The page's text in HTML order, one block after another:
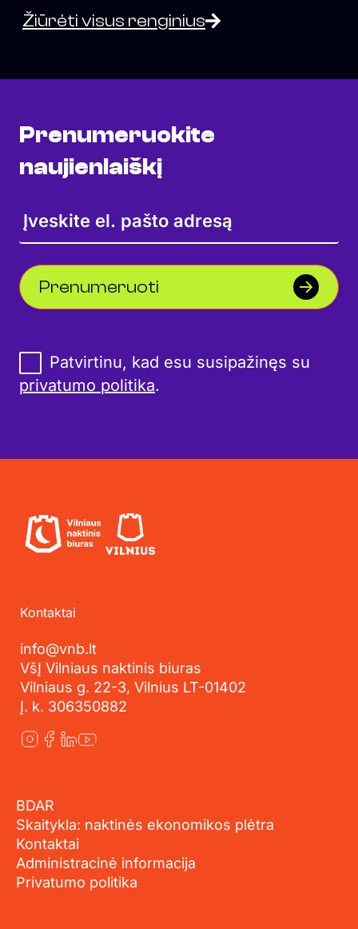
Žiūrėti visus renginius
Prenumeruokite
naujienlaiškį
Prenumeruoti
Patvirtinu, kad esu susipažinęs su
privatumo politika.
Kontaktai
info@vnb.lt
VšĮ Vilniaus naktinis biuras
Vilniaus g. 22-3, Vilnius LT-01402
Į. k. 306350882
BDAR
Skaitykla: naktinės ekonomikos plėtra
Kontaktai
Administracinė informacija
Privatumo politika